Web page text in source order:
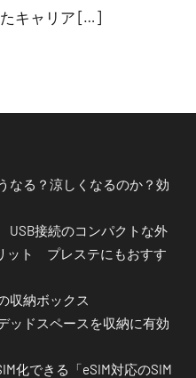
たキャリア […]
なる？涼しくなるのか？効
接続のコンパクトな外
ット プレステにもおすす
収納ボックス
ドスペースを収納に有効
化できる「eSIM対応のSIM